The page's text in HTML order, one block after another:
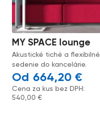
MY SPACE lounge
Akustické tiché a flexibilné
sedenie do kancelárie.
664,20 €
Cena za kus bez DPH:
540,00€